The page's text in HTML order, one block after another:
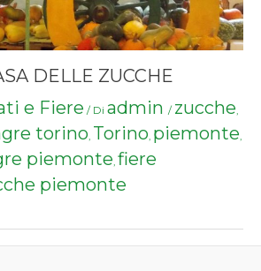
DELLE ZUCCHE
e Fiere / Di admin / zucche,
torino, Torino, piemonte,
piemonte, fiere
piemonte